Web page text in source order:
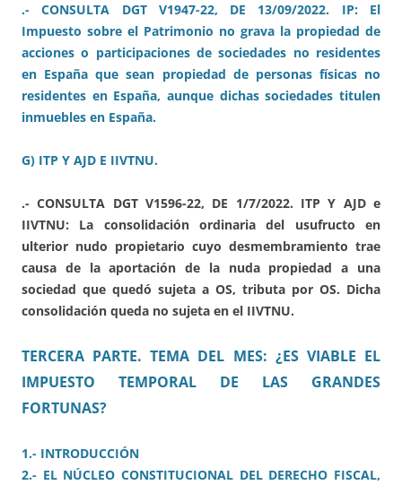
.- CONSULTA DGT V1947-22, DE 13/09/2022. IP: El
Impuesto sobre el Patrimonio no grava la propiedad de
acciones o participaciones de sociedades no residentes
en España que sean propiedad de personas físicas no
residentes en España, aunque dichas sociedades titulen
inmuebles en España.
G) ITP Y AJD E IIVTNU.
.- CONSULTA DGT V1596-22, DE 1/7/2022. ITP Y AJD e
IIVTNU: La consolidación ordinaria del usufructo en
ulterior nudo propietario cuyo desmembramiento trae
causa de la aportación de la nuda propiedad a una
sociedad que quedó sujeta a OS, tributa por OS. Dicha
consolidación queda no sujeta en el IIVTNU.
TERCERA PARTE. TEMA DEL MES: ¿ES VIABLE EL
IMPUESTO TEMPORAL DE LAS GRANDES
FORTUNAS?
1.- INTRODUCCIÓN
2.- EL NÚCLEO CONSTITUCIONAL DEL DERECHO FISCAL,